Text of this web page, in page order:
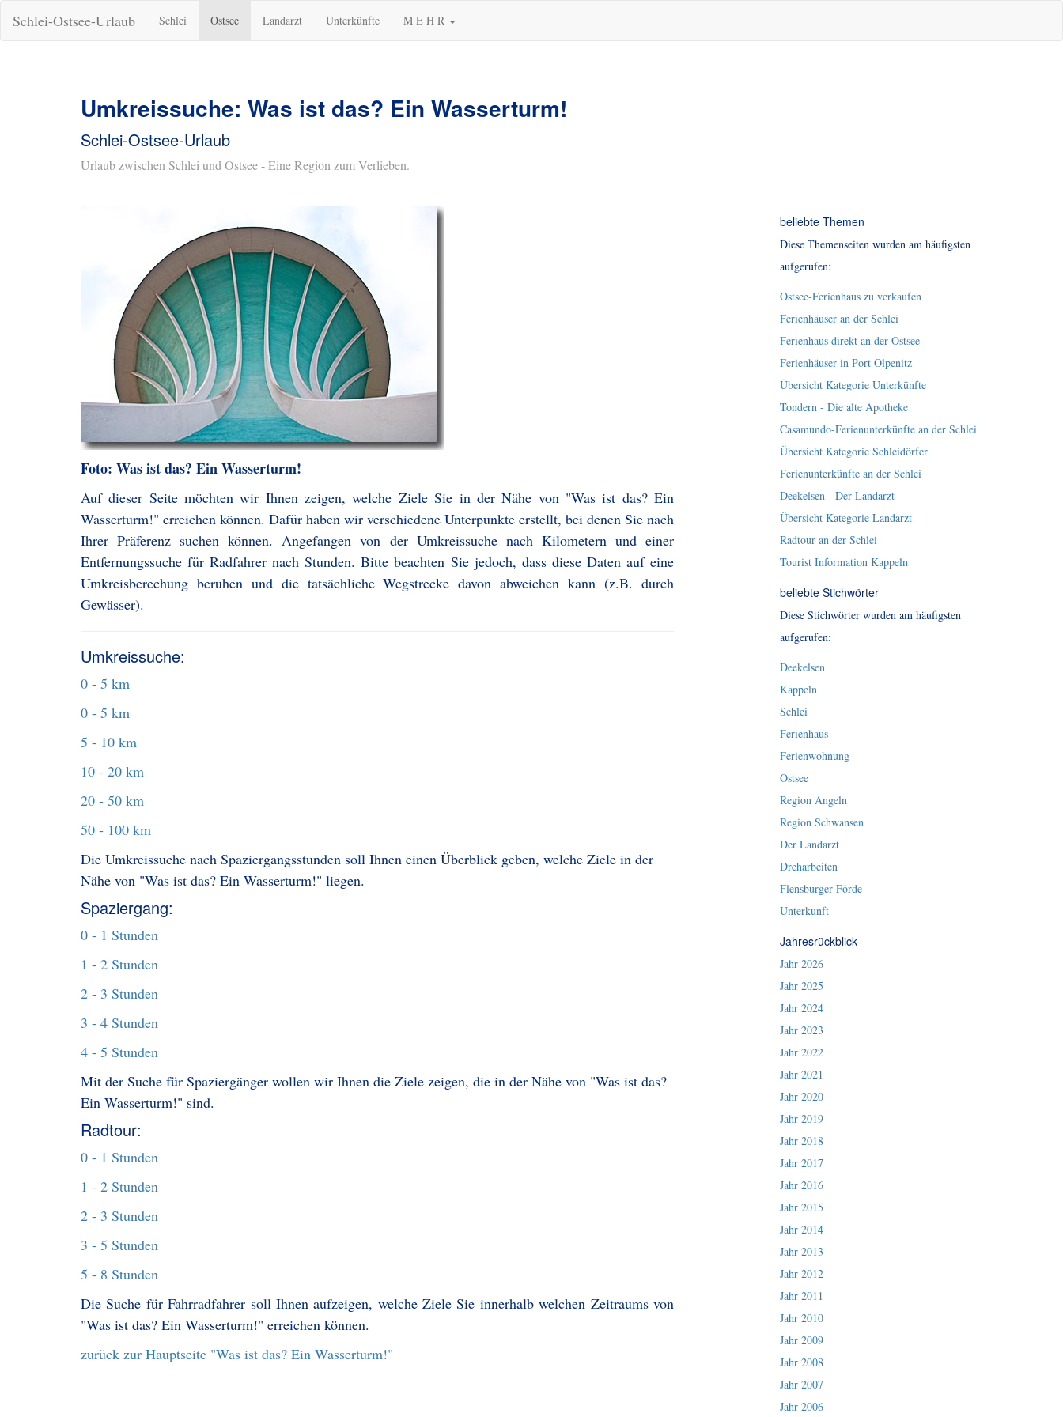
Schlei-Ostsee-Urlaub Schlei Ostsee Landarzt Unterkünfte M E H R
Umkreissuche: Was ist das? Ein Wasserturm!
Schlei-Ostsee-Urlaub
Urlaub zwischen Schlei und Ostsee - Eine Region zum Verlieben.
Foto: Was ist das? Ein Wasserturm!
Auf dieser Seite möchten wir Ihnen zeigen, welche Ziele Sie in der Nähe von "Was ist das? Ein
Wasserturm!" erreichen können. Dafür haben wir verschiedene Unterpunkte erstellt, bei denen Sie nach
Ihrer Präferenz suchen können. Angefangen von der Umkreissuche nach Kilometern und einer
Entfernungssuche für Radfahrer nach Stunden. Bitte beachten Sie jedoch, dass diese Daten auf eine
Umkreisberechung beruhen und die tatsächliche Wegstrecke davon abweichen kann (z.B. durch
Gewässer).
Umkreissuche:
0 - 5 km
0 - 5 km
5 - 10 km
10 - 20 km
20 - 50 km
50 - 100 km
Die Umkreissuche nach Spaziergangsstunden soll Ihnen einen Überblick geben, welche Ziele in der
Nähe von "Was ist das? Ein Wasserturm!" liegen.
Spaziergang:
0 - 1 Stunden
1 - 2 Stunden
2 - 3 Stunden
3 - 4 Stunden
4 - 5 Stunden
Mit der Suche für Spaziergänger wollen wir Ihnen die Ziele zeigen, die in der Nähe von "Was ist das?
Ein Wasserturm!" sind.
Radtour:
0 - 1 Stunden
1 - 2 Stunden
2 - 3 Stunden
3 - 5 Stunden
5 - 8 Stunden
Die Suche für Fahrradfahrer soll Ihnen aufzeigen, welche Ziele Sie innerhalb welchen Zeitraums von
"Was ist das? Ein Wasserturm!" erreichen können.
zurück zur Hauptseite "Was ist das? Ein Wasserturm!"
beliebte Themen
Diese Themenseiten wurden am häufigsten
aufgerufen:
Ostsee-Ferienhaus zu verkaufen
Ferienhäuser an der Schlei
Ferienhaus direkt an der Ostsee
Ferienhäuser in Port Olpenitz
Übersicht Kategorie Unterkünfte
Tondern - Die alte Apotheke
Casamundo-Ferienunterkünfte an der Schlei
Übersicht Kategorie Schleidörfer
Ferienunterkünfte an der Schlei
Deekelsen - Der Landarzt
Übersicht Kategorie Landarzt
Radtour an der Schlei
Tourist Information Kappeln
beliebte Stichwörter
Diese Stichwörter wurden am häufigsten
aufgerufen:
Deekelsen
Kappeln
Schlei
Ferienhaus
Ferienwohnung
Ostsee
Region Angeln
Region Schwansen
Der Landarzt
Dreharbeiten
Flensburger Förde
Unterkunft
Jahresrückblick
Jahr 2026
Jahr 2025
Jahr 2024
Jahr 2023
Jahr 2022
Jahr 2021
Jahr 2020
Jahr 2019
Jahr 2018
Jahr 2017
Jahr 2016
Jahr 2015
Jahr 2014
Jahr 2013
Jahr 2012
Jahr 2011
Jahr 2010
Jahr 2009
Jahr 2008
Jahr 2007
Jahr 2006